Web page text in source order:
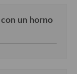
un horno